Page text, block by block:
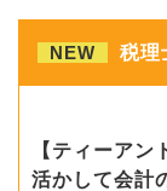
NEW 税理
【ティーア
活かして会計